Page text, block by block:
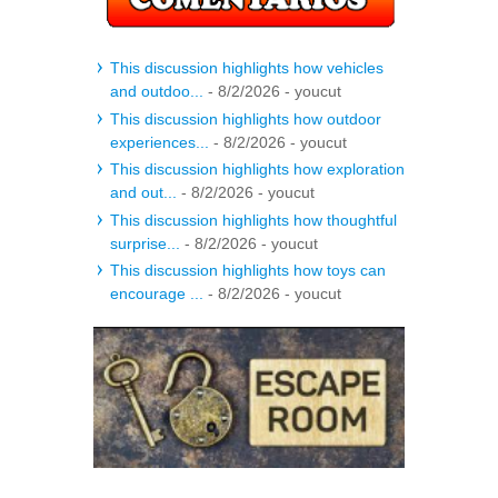
This discussion highlights how vehicles
and outdoo...
- 8/2/2026 - youcut
This discussion highlights how outdoor
experiences...
- 8/2/2026 - youcut
This discussion highlights how exploration
and out...
- 8/2/2026 - youcut
This discussion highlights how thoughtful
surprise...
- 8/2/2026 - youcut
This discussion highlights how toys can
encourage ...
- 8/2/2026 - youcut